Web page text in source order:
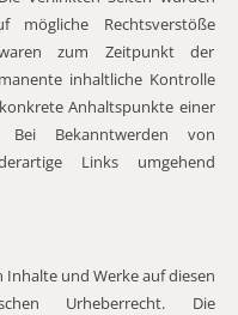
Rechtsverstöße
zum Zeitpunkt der
inhaltliche Kontrolle
Anhaltspunkte einer
Bei Bekanntwerden von
Links umgehend
und Werke auf diesen
Urheberrecht. Die